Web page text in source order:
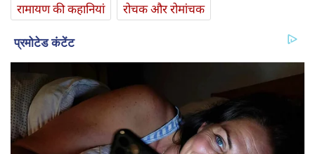
रामायण की कहानियां
रोचक और रोमांचक